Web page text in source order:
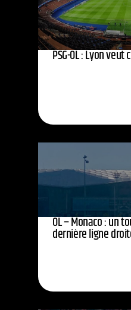
PSG-OL : Lyon
OL – Monaco : un
dernière ligne